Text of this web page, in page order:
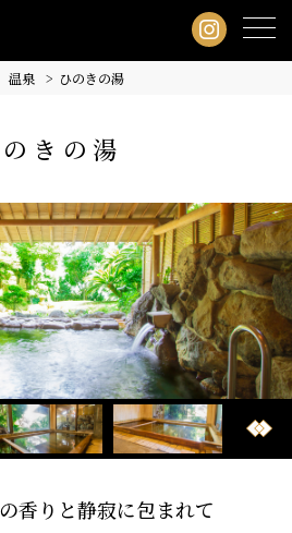
温泉 ひのきの湯
きの湯
Next
香りと静寂に包まれて